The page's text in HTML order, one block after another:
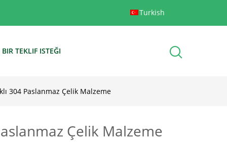
Turkish
BIR TEKLIF ISTEĞI
304 Paslanmaz Çelik Malzeme
Çelik Malzeme